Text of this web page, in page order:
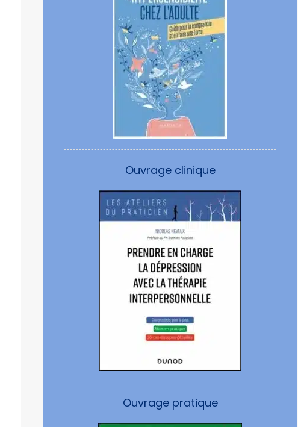
Ouvrage clinique
Ouvrage pratique